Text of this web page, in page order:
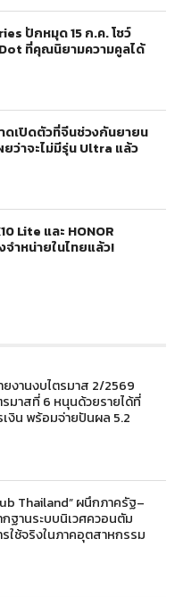
ปักหมุด 15 ก.ค. โชว์
ที่คุณนิยามความคูลได้
ดเปิดตัวที่จีนช่วงกันยายน
ว่าจะไม่มีรุ่น Ultra แล้ว
Lite และ HONOR
ำหน่ายในไทยแล้ว!
งานงบไตรมาส 2/2569
รมาสที่ 6 หนุนด้วยรายได้ที่
เงิน พร้อมจ่ายปันผล 5.2
Thailand” ผนึกภาครัฐ–
ฐานระบบนิเวศควอนตัม
ใช้จริงในภาคอุตสาหกรรม